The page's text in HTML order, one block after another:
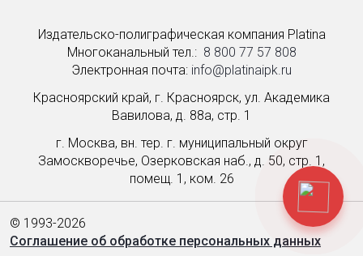
Издательско-полиграфическая компания Platina
Многоканальный тел.: ­ 8 800 77 57 808
Электронная почта: info@platinaipk.ru
Красноярский край, г. Красноярск, ул. Академика
Вавилова, д. 88а, стр. 1
г. Москва, вн. тер. г. муниципальный округ
Замоскворечье, Озерковская наб., д. 50, стр. 1,
помещ. 1, ком. 26
© 1993-2026
Соглашение об обработке персональных данных